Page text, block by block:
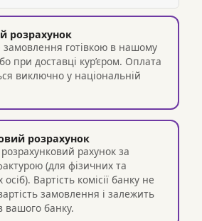
розрахунок
готівкою в нашому
при доставці кур’єром. Оплата
виключно у національній
розрахунок
рахунок за
(для фізичних та
Вартість комісії банку не
замовлення і залежить
вашого банку.